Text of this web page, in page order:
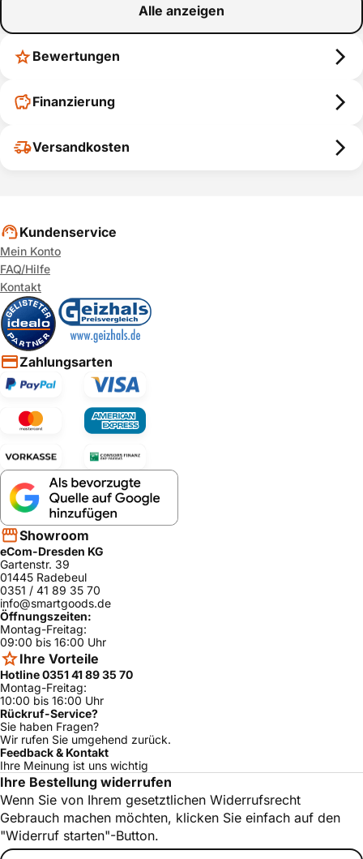
Alle anzeigen
Bewertungen
Finanzierung
Versandkosten
Kundenservice
Mein Konto
FAQ/Hilfe
Kontakt
Zahlungsarten
Showroom
eCom-Dresden KG
Gartenstr. 39
01445 Radebeul
0351 / 41 89 35 70
info@smartgoods.de
Öffnungszeiten:
Montag-Freitag:
09:00 bis 16:00 Uhr
Ihre Vorteile
Hotline 0351 41 89 35 70
Montag-Freitag:
10:00 bis 16:00 Uhr
Rückruf-Service?
Sie haben Fragen?
Wir rufen Sie umgehend zurück.
Feedback & Kontakt
Ihre Meinung ist uns wichtig
Ihre Bestellung widerrufen
Wenn Sie von Ihrem gesetztlichen Widerrufsrecht
Gebrauch machen möchten, klicken Sie einfach auf den
"Widerruf starten"-Button.